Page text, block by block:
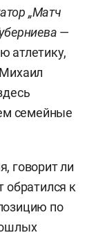
„Матч
—
атлетику,
семейные
говорит ли
обратился к
по